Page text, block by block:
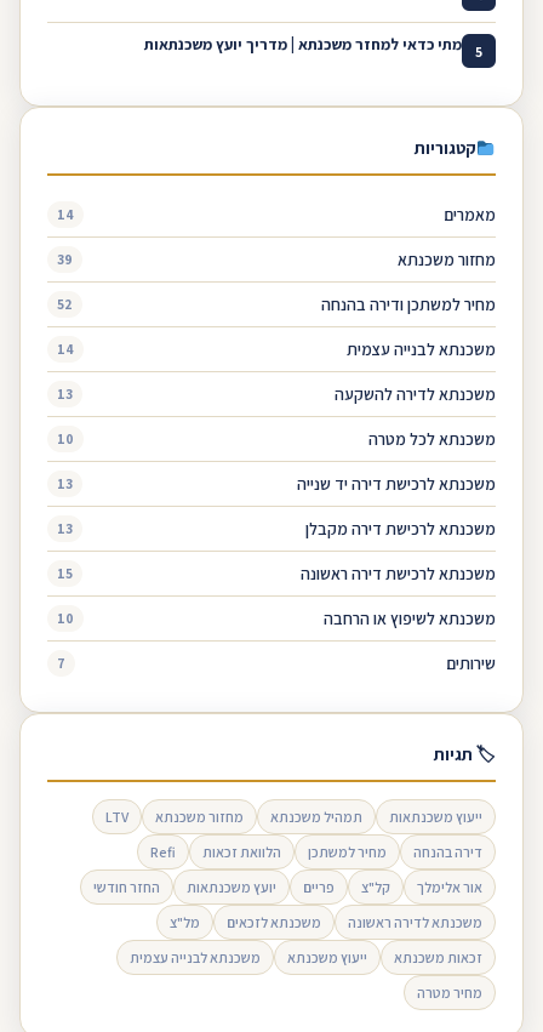
5 מתי כדאי למחזר משכנתא | מדריך יועץ משכנתאות
קטגוריות
מאמרים 14
מחזור משכנתא 39
מחיר למשתכן ודירה בהנחה 52
משכנתא לבנייה עצמית 14
משכנתא לדירה להשקעה 13
משכנתא לכל מטרה 10
משכנתא לרכישת דירה יד שנייה 13
משכנתא לרכישת דירה מקבלן 13
משכנתא לרכישת דירה ראשונה 15
משכנתא לשיפוץ או הרחבה 10
שירותים 7
🏷 תגיות
ייעוץ משכנתאות תמהיל משכנתא מחזור משכנתא
LTV
דירה בהנחה
מחיר למשתכן הלוואת זכאות
Refi
אור אלימלך
קל"צ פריים יועץ משכנתאות
החזר חודשי
משכנתא לדירה ראשונה
משכנתא לזכאים
מל"צ
זכאות משכנתא
ייעוץ משכנתא
משכנתא לבנייה עצמית
מחיר מטרה